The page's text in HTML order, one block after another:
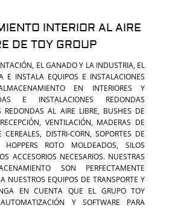
INTERIOR AL AIRE
DE TOY GROUP
EL GANADO Y LA INDUSTRIA, EL
E INSTALA EQUIPOS E INSTALACIONES
EN INTERIORES Y
E INSTALACIONES REDONDAS
REDONDAS AL AIRE LIBRE, BUSHES DE
VENTILACIÓN, MADERAS DE
DISTRI-CORN, SOPORTES DE
HOPPERS ROTO MOLDEADOS, SILOS
ACCESORIOS NECESARIOS. NUESTRAS
SON PERFECTAMENTE
NUESTROS EQUIPOS DE TRANSPORTE Y
EN CUENTA QUE EL GRUPO TOY
Y SOFTWARE PARA